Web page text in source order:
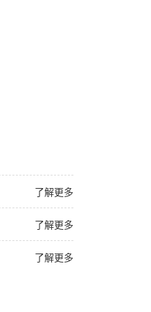
了解更多
了解更多
了解更多